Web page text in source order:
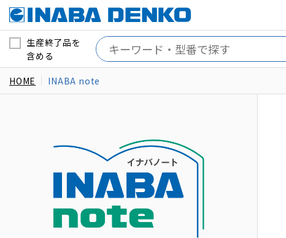
生産終了品を
含める
HOME INABA note